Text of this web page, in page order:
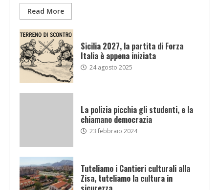
Read More
Sicilia 2027, la partita di Forza
Italia è appena iniziata
24 agosto 2025
La polizia picchia gli studenti, e la
chiamano democrazia
23 febbraio 2024
Tuteliamo i Cantieri culturali alla
Zisa, tuteliamo la cultura in